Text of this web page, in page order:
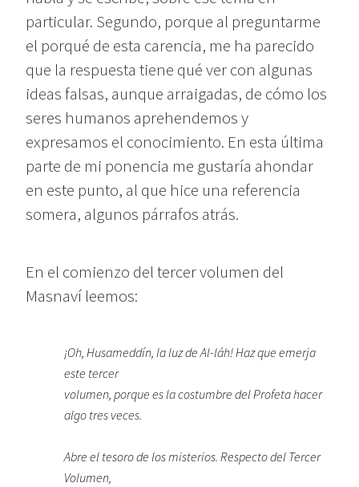
particular. Segundo, porque al preguntarme
el porqué de esta carencia, me ha parecido
que la respuesta tiene qué ver con algunas
ideas falsas, aunque arraigadas, de cómo los
seres humanos aprehendemos y
expresamos el conocimiento. En esta última
parte de mi ponencia me gustaría ahondar
en este punto, al que hice una referencia
somera, algunos párrafos atrás.
En el comienzo del tercer volumen del
Masnaví leemos:
¡Oh, Husameddín, la luz de Al-láh! Haz que emerja
este tercer
volumen, porque es la costumbre del Profeta hacer
algo tres veces.
Abre el tesoro de los misterios. Respecto del Tercer
Volumen,